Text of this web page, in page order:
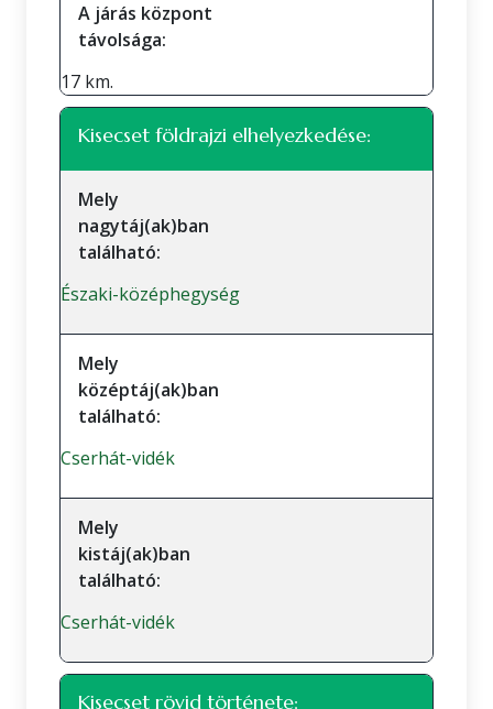
A járás központ
távolsága:
17 km.
Kisecset földrajzi elhelyezkedése:
Mely
nagytáj(ak)ban
található:
Északi-középhegység
Mely
középtáj(ak)ban
található:
Cserhát-vidék
Mely
kistáj(ak)ban
található:
Cserhát-vidék
Kisecset rövid története: